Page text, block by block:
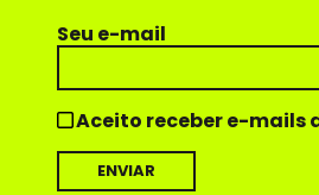
Seu e-mail
Aceito receber e-mails